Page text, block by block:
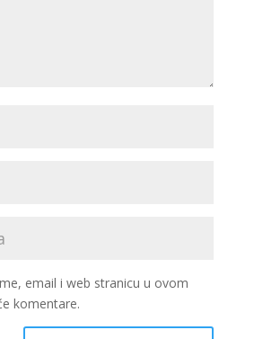
email i web stranicu u ovom
komentare.